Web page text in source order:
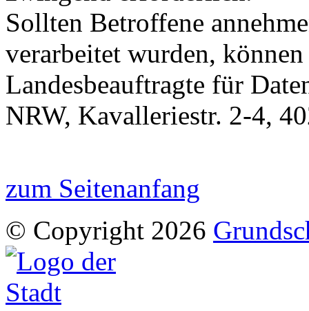
Sollten Betroffene
verarbeitet wurden,
Landesbeauftragte für
NRW, Kavalleriestr. 2-4,
zum Seitenanfang
© Copyright 2026